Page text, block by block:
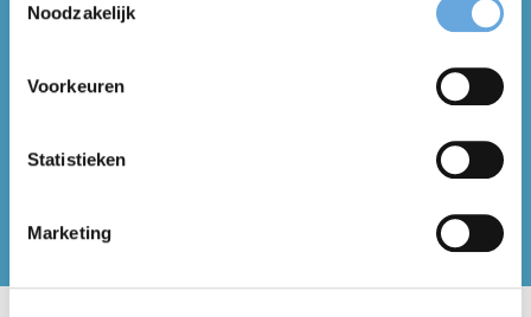
Noodzakelijk
Voorkeuren
Statistieken
Marketing
Privacy-beleiden